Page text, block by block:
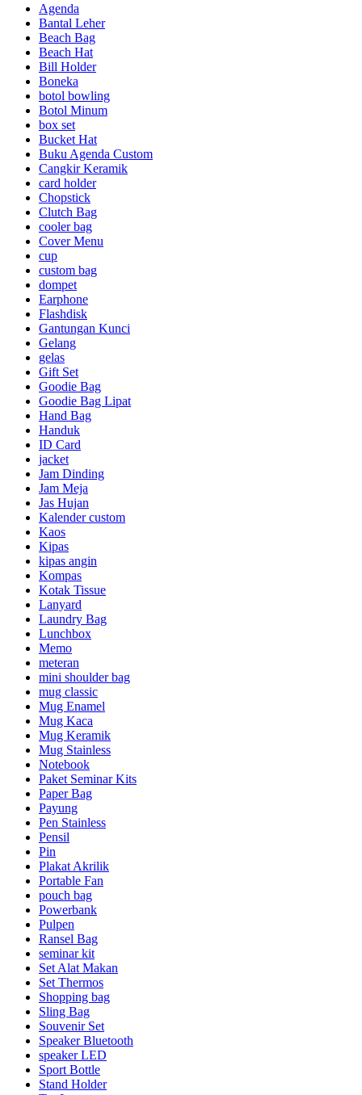
Agenda
Bantal Leher
Beach Bag
Beach Hat
Bill Holder
Boneka
botol bowling
Botol Minum
box set
Bucket Hat
Buku Agenda Custom
Cangkir Keramik
card holder
Chopstick
Clutch Bag
cooler bag
Cover Menu
cup
custom bag
dompet
Earphone
Flashdisk
Gantungan Kunci
Gelang
gelas
Gift Set
Goodie Bag
Goodie Bag Lipat
Hand Bag
Handuk
ID Card
jacket
Jam Dinding
Jam Meja
Jas Hujan
Kalender custom
Kaos
Kipas
kipas angin
Kompas
Kotak Tissue
Lanyard
Laundry Bag
Lunchbox
Memo
meteran
mini shoulder bag
mug classic
Mug Enamel
Mug Kaca
Mug Keramik
Mug Stainless
Notebook
Paket Seminar Kits
Paper Bag
Payung
Pen Stainless
Pensil
Pin
Plakat Akrilik
Portable Fan
pouch bag
Powerbank
Pulpen
Ransel Bag
seminar kit
Set Alat Makan
Set Thermos
Shopping bag
Sling Bag
Souvenir Set
Speaker Bluetooth
speaker LED
Sport Bottle
Stand Holder